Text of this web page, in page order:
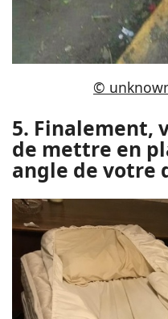
©
5. Finalement,
de mettre en
angle de votre